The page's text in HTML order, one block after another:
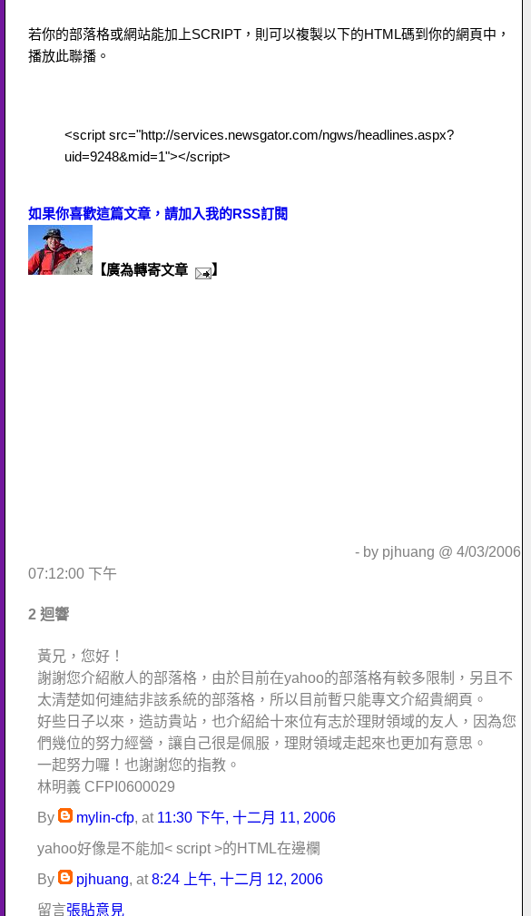
若你的部落格或網站能加上SCRIPT，則可以複製以下的HTML碼到你的網頁中，
播放此聯播。
<script src="http://services.newsgator.com/ngws/headlines.aspx?
uid=9248&mid=1"></script>
如果你喜歡這篇文章，請加入我的RSS訂閱
【廣為轉寄文章 】
- by pjhuang @ 4/03/2006
07:12:00 下午
2 迴響
黃兄，您好！
謝謝您介紹敝人的部落格，由於目前在yahoo的部落格有較多限制，另且不
太清楚如何連結非該系統的部落格，所以目前暫只能專文介紹貴網頁。
好些日子以來，造訪貴站，也介紹給十來位有志於理財領域的友人，因為您
們幾位的努力經營，讓自己很是佩服，理財領域走起來也更加有意思。
一起努力囉！也謝謝您的指教。
林明義 CFPI0600029
By
mylin-cfp, at 11:30 下午, 十二月 11, 2006
yahoo好像是不能加< script >的HTML在邊欄
By
pjhuang, at8:24 上午, 十二月 12, 2006
留言張貼意見